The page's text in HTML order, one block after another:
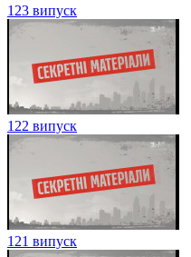
123 випуск
122 випуск
121 випуск